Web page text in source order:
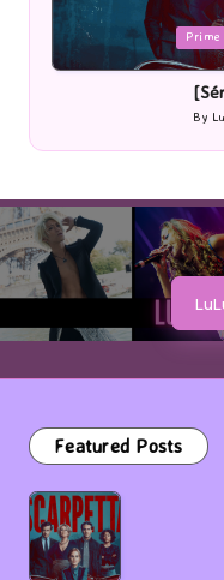
Prime
[Série
by
LuCioLe
Featured Posts